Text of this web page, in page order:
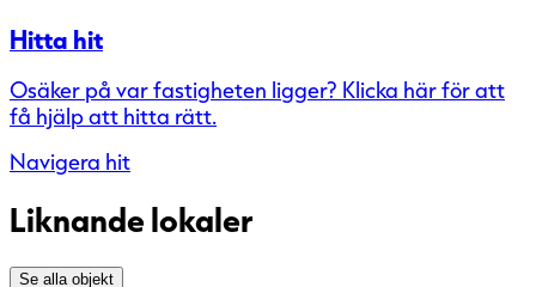
Hitta hit
Osäker på var fastigheten ligger? Klicka här för att
få hjälp att hitta rätt.
Navigera hit
Liknande lokaler
Se alla objekt